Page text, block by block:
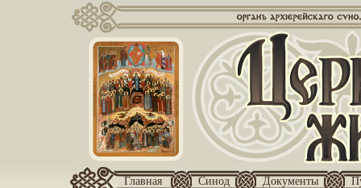
Главная Синод Документы